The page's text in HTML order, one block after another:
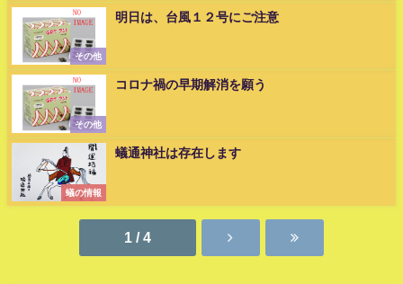
その他
明日は、台風１２号にご注意
その他
コロナ禍の早期解消を願う
蟻の情報
蟻通神社は存在します
1 / 4